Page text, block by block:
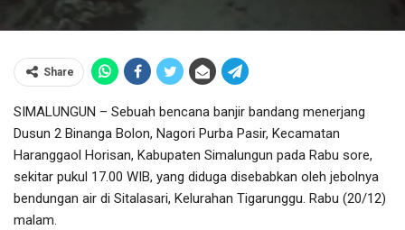
Share
SIMALUNGUN – Sebuah bencana banjir bandang menerjang
Dusun 2 Binanga Bolon, Nagori Purba Pasir, Kecamatan
Haranggaol Horisan, Kabupaten Simalungun pada Rabu sore,
sekitar pukul 17.00 WIB, yang diduga disebabkan oleh jebolnya
bendungan air di Sitalasari, Kelurahan Tigarunggu. Rabu (20/12)
malam.